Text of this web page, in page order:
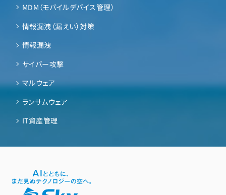
MDM（モバイルデバイス管理）
情報漏洩（漏えい）対策
情報漏洩
サイバー攻撃
マルウェア
ランサムウェア
IT資産管理